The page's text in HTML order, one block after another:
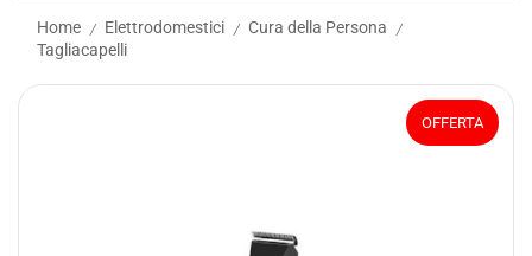
Home / Elettrodomestici / Cura della Persona /
Tagliacapelli
OFFERTA